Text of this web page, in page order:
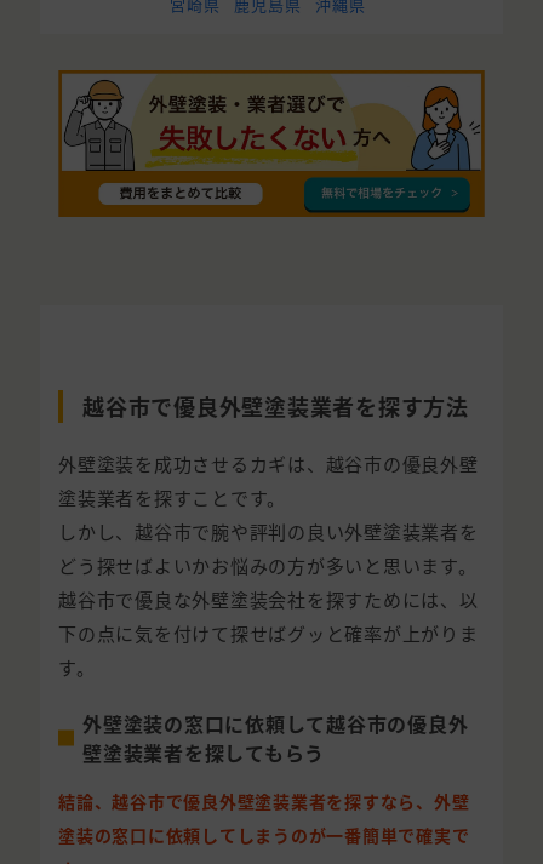
宮崎県
鹿児島県 沖縄県
越谷市で優良外壁塗装業者を探す方法
外壁塗装を成功させるカギは、越谷市の優良外壁
塗装業者を探すことです。
しかし、越谷市で腕や評判の良い外壁塗装業者を
どう探せばよいかお悩みの方が多いと思います。
越谷市で優良な外壁塗装会社を探すためには、以
下の点に気を付けて探せばグッと確率が上がりま
す。
外壁塗装の窓口に依頼して越谷市の優良外
壁塗装業者を探してもらう
結論、越谷市で優良外壁塗装業者を探すなら、外壁
塗装の窓口に依頼してしまうのが一番簡単で確実で